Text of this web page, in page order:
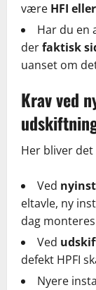
være HFI
Har du en
derfaktisk
uanset om
Krav ved
Her bliver
Ved
eltavle, ny
dag monteres
Ved
defekt HPFI
Nyere